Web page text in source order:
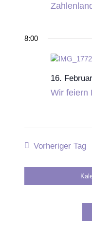
8:00
16.
Wir feiern
Vorheriger Tag